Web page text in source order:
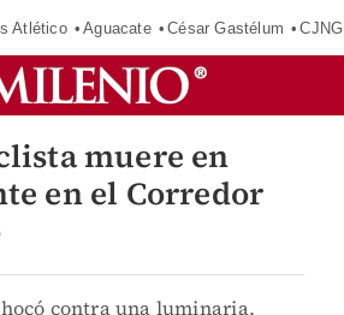
Atlético Aguacate César Gastélum CJNG
muere en
en el Corredor
contra una luminaria,